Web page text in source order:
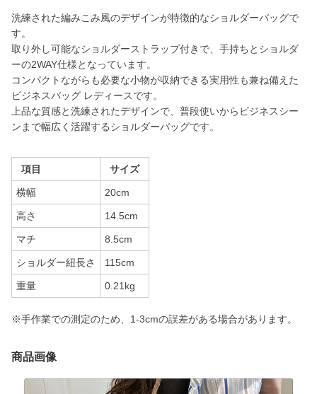
洗練された編みこみ風のデザインが特徴的なショルダーバッグで
す。
取り外し可能なショルダーストラップ付きで、手持ちとショルダ
ーの2WAY仕様となっています。
コンパクトながらも必要な小物が収納できる実用性も兼ね備えた
ビジネスバッグ レディースです。
上品な質感と洗練されたデザインで、普段使いからビジネスシー
ンまで幅広く活躍するショルダーバッグです。
項目 サイズ
横幅 20cm
高さ 14.5cm
マチ 8.5cm
ショルダー紐長さ 115cm
重量 0.21kg
※手作業での測定のため、1-3cmの誤差がある場合があります。
商品画像